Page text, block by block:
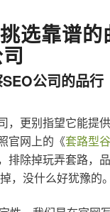
选靠谱
公司的品行
，更别指望它能提
官网上的《套路型
排除掉玩弄套路，
，没什么好犹豫的。